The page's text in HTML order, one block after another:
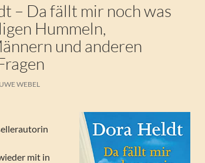
– Da fällt mir noch was
Hummeln,
und anderen
UWE WEBEL
mit in